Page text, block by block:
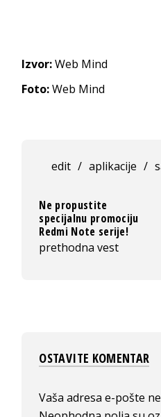
Izvor:Web Mind
Foto:Web Mind
edit / aplikacije /
Ne propustite
specijalnu promociju
Redmi Note serije!
prethodna vest
OSTAVITE KOMENTAR
Vaša adresa e-pošte